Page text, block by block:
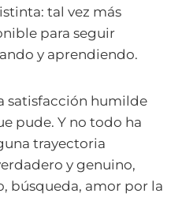
tal vez más
para seguir
y aprendiendo.
satisfacción humilde
pude. Y no todo ha
trayectoria
y genuino,
búsqueda, amor por la